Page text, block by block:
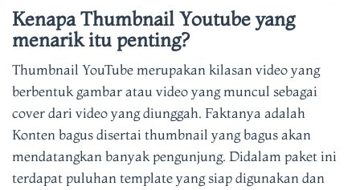
Kenapa Thumbnail Youtube yang
menarik itu penting?
Thumbnail YouTube merupakan kilasan video yang
berbentuk gambar atau video yang muncul sebagai
cover dari video yang diunggah. Faktanya adalah
Konten bagus disertai thumbnail yang bagus akan
mendatangkan banyak pengunjung. Didalam paket ini
terdapat puluhan template yang siap digunakan dan